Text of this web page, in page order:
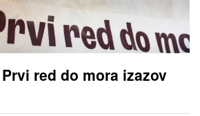
red do mora izazov